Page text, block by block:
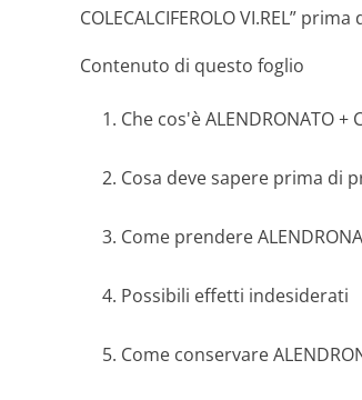
COLECALCIFEROLO VI.REL”
Contenuto di questo foglio
1. Che cos'è ALENDRONATO +
2. Cosa deve sapere prima di
3. Come prendere
4. Possibili effetti indesiderati
5. Come conservare